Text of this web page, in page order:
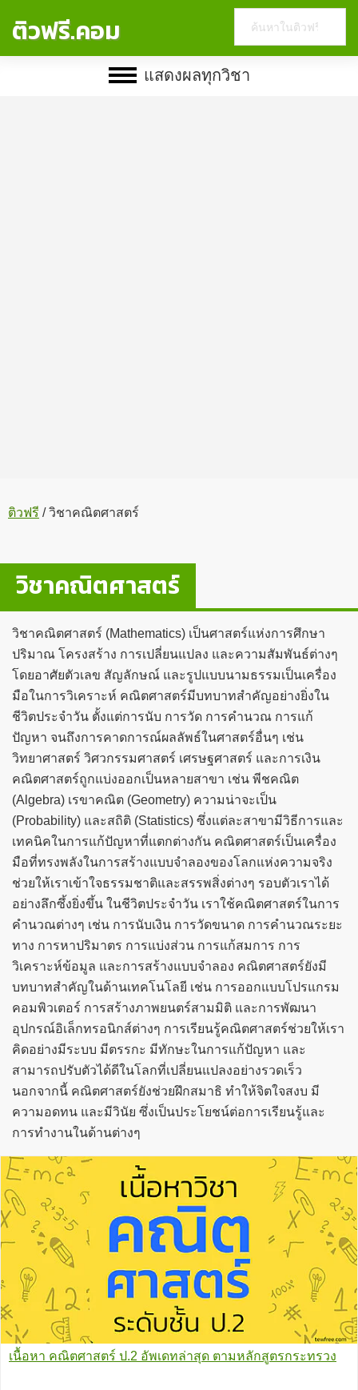
ติวฟรี.คอม
website
แสดงผลทุกวิชา
ติวฟรี /วิชาคณิตศาสตร์
วิชาคณิตศาสตร์
วิชาคณิตศาสตร์ (Mathematics) เป็นศาสตร์แห่งการศึกษา
ปริมาณ โครงสร้าง การเปลี่ยนแปลง และความสัมพันธ์ต่างๆ
โดยอาศัยตัวเลข สัญลักษณ์ และรูปแบบนามธรรมเป็นเครื่อง
มือในการวิเคราะห์ คณิตศาสตร์มีบทบาทสำคัญอย่างยิ่งใน
ชีวิตประจำวัน ตั้งแต่การนับ การวัด การคำนวณ การแก้
ปัญหา จนถึงการคาดการณ์ผลลัพธ์ในศาสตร์อื่นๆ เช่น
วิทยาศาสตร์ วิศวกรรมศาสตร์ เศรษฐศาสตร์ และการเงิน
คณิตศาสตร์ถูกแบ่งออกเป็นหลายสาขา เช่น พีชคณิต
(Algebra) เรขาคณิต (Geometry) ความน่าจะเป็น
(Probability) และสถิติ (Statistics) ซึ่งแต่ละสาขามีวิธีการและ
เทคนิคในการแก้ปัญหาที่แตกต่างกัน คณิตศาสตร์เป็นเครื่อง
มือที่ทรงพลังในการสร้างแบบจำลองของโลกแห่งความจริง
ช่วยให้เราเข้าใจธรรมชาติและสรรพสิ่งต่างๆ รอบตัวเราได้
อย่างลึกซึ้งยิ่งขึ้น ในชีวิตประจำวัน เราใช้คณิตศาสตร์ในการ
คำนวณต่างๆ เช่น การนับเงิน การวัดขนาด การคำนวณระยะ
ทาง การหาปริมาตร การแบ่งส่วน การแก้สมการ การ
วิเคราะห์ข้อมูล และการสร้างแบบจำลอง คณิตศาสตร์ยังมี
บทบาทสำคัญในด้านเทคโนโลยี เช่น การออกแบบโปรแกรม
คอมพิวเตอร์ การสร้างภาพยนตร์สามมิติ และการพัฒนา
อุปกรณ์อิเล็กทรอนิกส์ต่างๆ การเรียนรู้คณิตศาสตร์ช่วยให้เรา
คิดอย่างมีระบบ มีตรรกะ มีทักษะในการแก้ปัญหา และ
สามารถปรับตัวได้ดีในโลกที่เปลี่ยนแปลงอย่างรวดเร็ว
นอกจากนี้ คณิตศาสตร์ยังช่วยฝึกสมาธิ ทำให้จิตใจสงบ มี
ความอดทน และมีวินัย ซึ่งเป็นประโยชน์ต่อการเรียนรู้และ
การทำงานในด้านต่างๆ
เนื้อหา คณิตศาสตร์ ป.2 อัพเดทล่าสุด ตามหลักสูตรกระทรวง